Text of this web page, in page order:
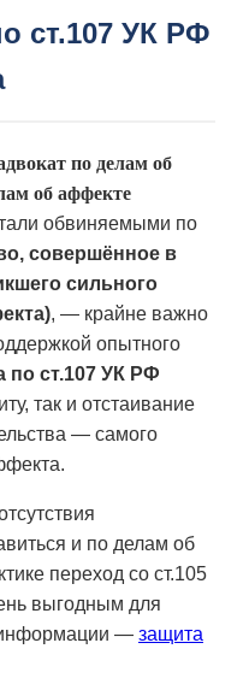
ст.107 УК РФ
обвиняемыми по
совершённое в
сильного
, — крайне важно
опытного
по ст.107 УК РФ
так и отстаивание
— самого
и по делам об
переход со ст.105
выгодным для
— защита